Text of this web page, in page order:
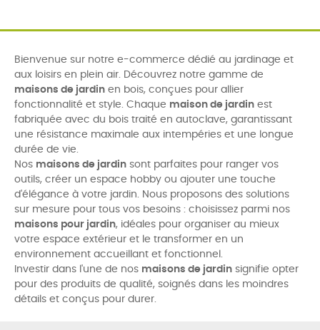
Bienvenue sur notre e-commerce dédié au jardinage et
aux loisirs en plein air. Découvrez notre gamme de
maisons de jardin en bois, conçues pour allier
fonctionnalité et style. Chaque maison de jardin est
fabriquée avec du bois traité en autoclave, garantissant
une résistance maximale aux intempéries et une longue
durée de vie.
Nos maisons de jardin sont parfaites pour ranger vos
outils, créer un espace hobby ou ajouter une touche
d'élégance à votre jardin. Nous proposons des solutions
sur mesure pour tous vos besoins : choisissez parmi nos
maisons pour jardin, idéales pour organiser au mieux
votre espace extérieur et le transformer en un
environnement accueillant et fonctionnel.
Investir dans l'une de nos maisons de jardin signifie opter
pour des produits de qualité, soignés dans les moindres
détails et conçus pour durer.